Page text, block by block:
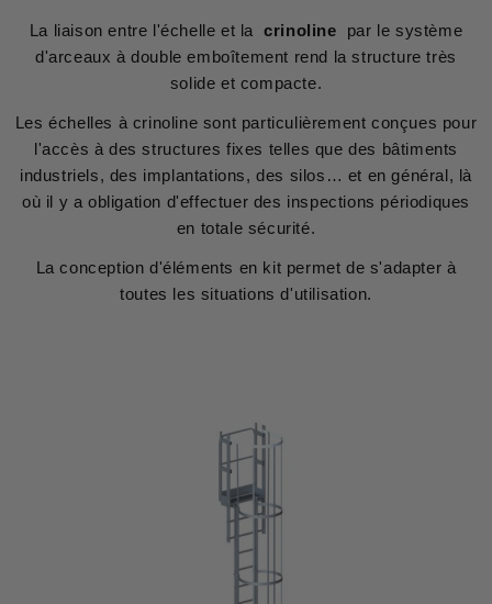
La liaison entre l'échelle et lacrinoline par le système
d'arceaux à double emboîtement rend la structure très
solide et compacte.
Les échelles à crinoline sont particulièrement conçues pour
l'accès à des structures fixes telles que des bâtiments
industriels, des implantations, des silos… et en général, là
où il y a obligation d'effectuer des inspections périodiques
en totale sécurité.
La conception d'éléments en kit permet de s'adapter à
toutes les situations d'utilisation.